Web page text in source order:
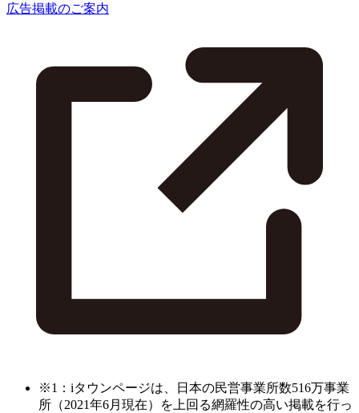
広告掲載のご案内
※1：iタウンページは、日本の民営事業所数516万事業
所（2021年6月現在）を上回る網羅性の高い掲載を行っ